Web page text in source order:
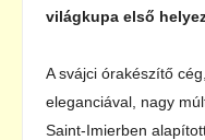
világkupa első
A svájci órakészítő
eleganciával, nagy
Saint-Imierben